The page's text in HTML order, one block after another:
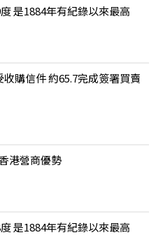
是1884年有紀錄以來最高
購信件 約65.7完成簽署買賣
港營商優勢
是1884年有紀錄以來最高